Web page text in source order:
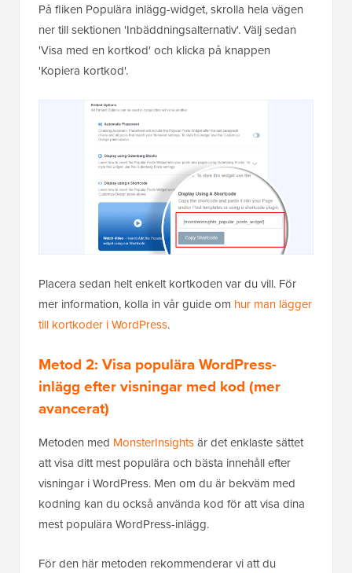
På fliken Populära inlägg-widget, skrolla hela vägen
ner till sektionen 'Inbäddningsalternativ'. Välj sedan
'Visa med en kortkod' och klicka på knappen
'Kopiera kortkod'.
Placera sedan helt enkelt kortkoden var du vill. För
mer information, kolla in vår guide om hur man lägger
till kortkoder i WordPress.
Metod 2: Visa populära WordPress-
inlägg efter visningar med kod (mer
avancerat)
Metoden med MonsterInsightsär det enklaste sättet
att visa ditt mest populära och bästa innehåll efter
visningar i WordPress. Men om du är bekväm med
kodning kan du också använda kod för att visa dina
mest populära WordPress-inlägg.
För den här metoden rekommenderar vi att du